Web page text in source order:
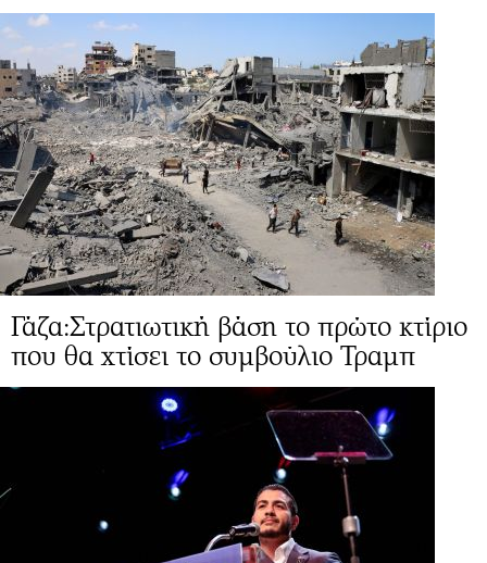
Γάζα:Στρατιωτική βάση το πρώτο κτίριο
που θα χτίσει το συμβούλιο Τραμπ